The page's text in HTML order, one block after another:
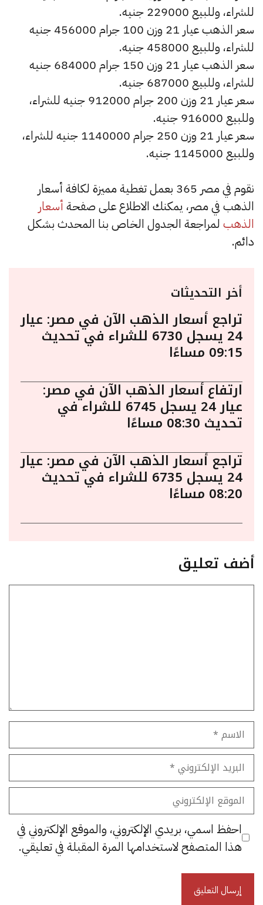
للشراء، وللبيع 229000 جنيه.
سعر الذهب عيار 21 وزن 100 جرام 456000 جنيه
للشراء، وللبيع 458000 جنيه.
سعر الذهب عيار 21 وزن 150 جرام 684000 جنيه
للشراء، وللبيع 687000 جنيه.
سعر عيار 21 وزن 200 جرام 912000 جنيه للشراء،
وللبيع 916000 جنيه.
سعر عيار 21 وزن 250 جرام 1140000 جنيه للشراء،
وللبيع 1145000 جنيه.
نقوم في مصر 365 بعمل تغطية مميزة لكافة أسعار
الذهب في مصر، يمكنك الاطلاع على صفحة أسعار
الذهب لمراجعة الجدول الخاص بنا المحدث بشكل
دائم.
أخر التحديثات
تراجع أسعار الذهب الآن في مصر: عيار
24 يسجل 6730 للشراء في تحديث
09:15 مساءًا
ارتفاع أسعار الذهب الآن في مصر:
عيار 24 يسجل 6745 للشراء في
تحديث 08:30 مساءًا
تراجع أسعار الذهب الآن في مصر: عيار
24 يسجل 6735 للشراء في تحديث
08:20 مساءًا
أضف تعليق
الاسم
البريد
الإلكتروني
الموقع
الإلكتروني
احفظ اسمي، بريدي الإلكتروني، والموقع الإلكتروني في
هذا المتصفح لاستخدامها المرة المقبلة في تعليقي.